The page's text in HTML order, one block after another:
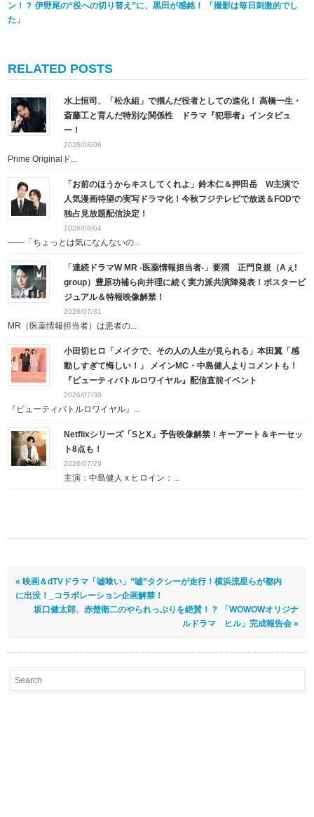
ン！？ 伊野尾の“役への切り替え”に、黒田が感銘！ 「撮影は毎日刺激的でし
た」
RELATED POSTS
水上恒司、「松永組」で掴んだ役者としての進化！ 高橋一生・
斎藤工と育んだ特別な関係性 ドラマ『犯罪者』インタビュ
ー！
2026/08/06
Prime Originalド...
「お前のほうからキスしてくれよ」鈴木仁＆押田岳 W主演で
人気漫画待望の実写ドラマ化！今秋フジテレビで放送＆FODで
独占見放題配信決定！
2026/08/04
――「ちょっとは気になんないの...
「連続ドラマW MR -医薬情報担当者-」要潤 正門良規（Aぇ!
group）豊原功補ら向井理に続く実力派共演陣発表！ポスタービ
ジュアル＆特報映像解禁！
2026/07/31
MR（医薬情報担当者）は患者の...
小田切ヒロ「メイクで、その人の人生が見られる」本田翼「感
動しすぎて悔しい！」 メインMC・中島健人よりコメントも！
『ビューティバトルロワイヤル』配信直前イベント
2026/07/30
『ビューティバトルロワイヤル』...
Netflixシリーズ「SとX」予告映像解禁！キーアート＆キーセッ
ト8点も！
2026/07/29
主演：中島健人 x ヒロイン：...
« 映画＆dTVドラマ「嘘喰い」”嘘”タクシーが走行！横浜流星らが都内
に出没！_コラボレーション企画解禁！
坂口健太郎、赤楚衛二のやられっぷりを絶賛！？ 「WOWOWオリジナ
ルドラマ ヒル」完成報告会 »